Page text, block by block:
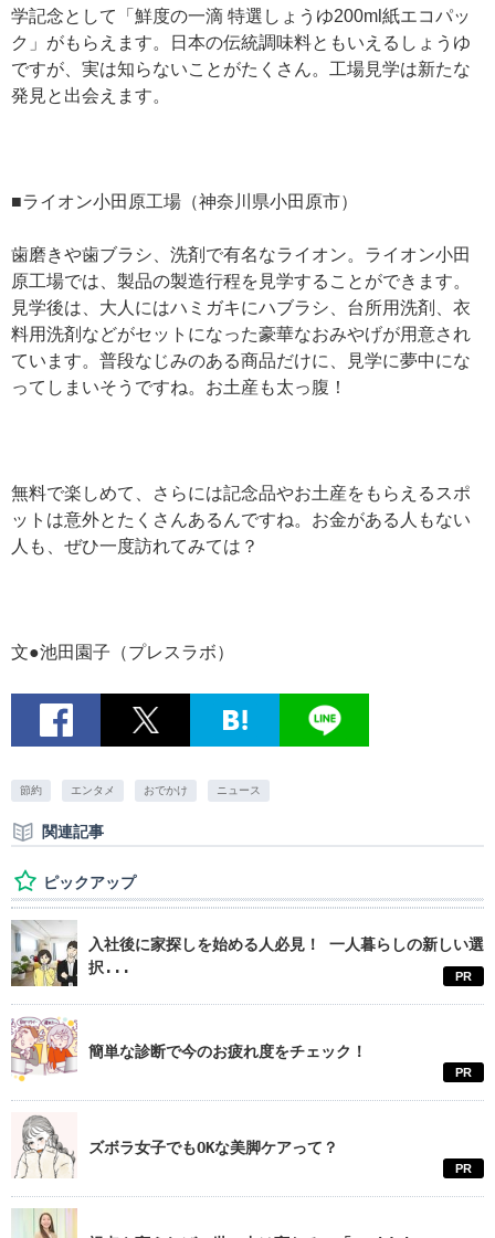
学記念として「鮮度の一滴 特選しょうゆ200ml紙エコパッ
ク」がもらえます。日本の伝統調味料ともいえるしょうゆ
ですが、実は知らないことがたくさん。工場見学は新たな
発見と出会えます。
■ライオン小田原工場（神奈川県小田原市）
歯磨きや歯ブラシ、洗剤で有名なライオン。ライオン小田
原工場では、製品の製造行程を見学することができます。
見学後は、大人にはハミガキにハブラシ、台所用洗剤、衣
料用洗剤などがセットになった豪華なおみやげが用意され
ています。普段なじみのある商品だけに、見学に夢中にな
ってしまいそうですね。お土産も太っ腹！
無料で楽しめて、さらには記念品やお土産をもらえるスポ
ットは意外とたくさんあるんですね。お金がある人もない
人も、ぜひ一度訪れてみては？
文●池田園子（プレスラボ）
節約 エンタメ おでかけ ニュース
関連記事
ピックアップ
入社後に家探しを始める人必見！ 一人暮らしの新しい選
択...
PR
簡単な診断で今のお疲れ度をチェック！
PR
ズボラ女子でもOKな美脚ケアって？
PR